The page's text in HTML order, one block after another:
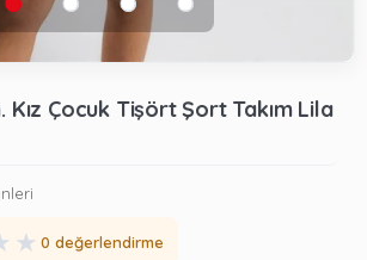
Kız Çocuk Tişört Şort Takım Lila
★ 0 değerlendirme